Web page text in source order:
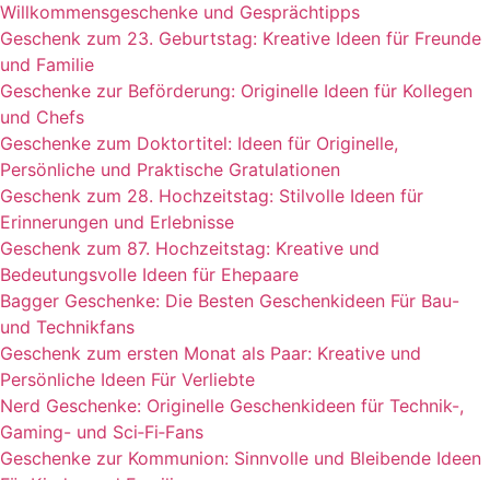
Willkommensgeschenke und Gesprächtipps
Geschenk zum 23. Geburtstag: Kreative Ideen für Freunde
und Familie
Geschenke zur Beförderung: Originelle Ideen für Kollegen
und Chefs
Geschenke zum Doktortitel: Ideen für Originelle,
Persönliche und Praktische Gratulationen
Geschenk zum 28. Hochzeitstag: Stilvolle Ideen für
Erinnerungen und Erlebnisse
Geschenk zum 87. Hochzeitstag: Kreative und
Bedeutungsvolle Ideen für Ehepaare
Bagger Geschenke: Die Besten Geschenkideen Für Bau-
und Technikfans
Geschenk zum ersten Monat als Paar: Kreative und
Persönliche Ideen Für Verliebte
Nerd Geschenke: Originelle Geschenkideen für Technik-,
Gaming- und Sci‑Fi‑Fans
Geschenke zur Kommunion: Sinnvolle und Bleibende Ideen